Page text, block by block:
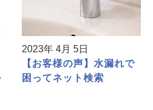
2023年 4月 5日
【お客様の声】水漏れで
困ってネット検索